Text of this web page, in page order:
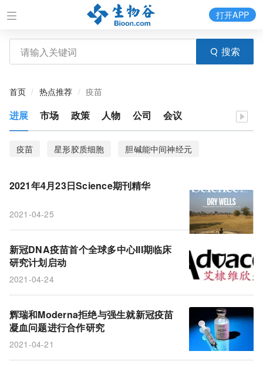
搜索
打开APP
首页 热点推荐 疫苗
进展 市场 政策 人物 公司 会议
疫苗 星形胶质细胞
胆碱能中间神经元
SARS-CoV-2
成纤维细胞
COVID-19
2021年4月23日Science期刊精华
2021-04-25
新冠DNA疫苗首个全球多中心III期临床
研究计划启动
2021-04-24
辉瑞和Moderna拒绝与强生就新冠疫苗
凝血问题进行合作研究
2021-04-21